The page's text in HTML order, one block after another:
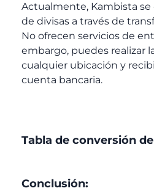
Actualmente, Kambista
de divisas a través de
No ofrecen servicios de
embargo, puedes realizar
cualquier ubicación y
cuenta bancaria.
Tabla de conversión
Conclusión: